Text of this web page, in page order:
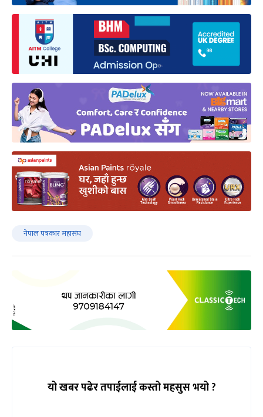
नेपाल पत्रकार महासंघ
यो खबर पढेर तपाईलाई कस्तो महसुस भयो ?